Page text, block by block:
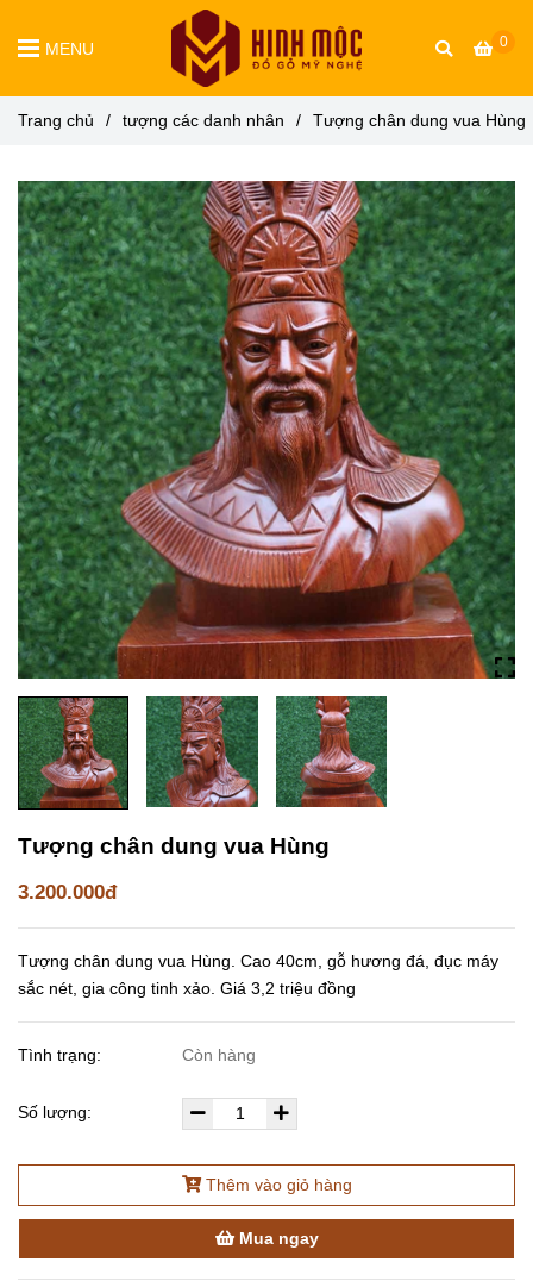
0
MENU
Trang chủ / tượng các danh nhân / Tượng chân dung vua Hùng
Tượng chân dung vua Hùng
3.200.000đ
Tượng chân dung vua Hùng. Cao 40cm, gỗ hương đá, đục máy
sắc nét, gia công tinh xảo. Giá 3,2 triệu đồng
Tình trạng: Còn hàng
Số lượng:
Thêm vào giỏ hàng
Mua ngay